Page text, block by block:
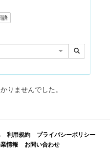
語
りませんでした。
利用規約
プライバシーポリシー
情報 お問い合わせ